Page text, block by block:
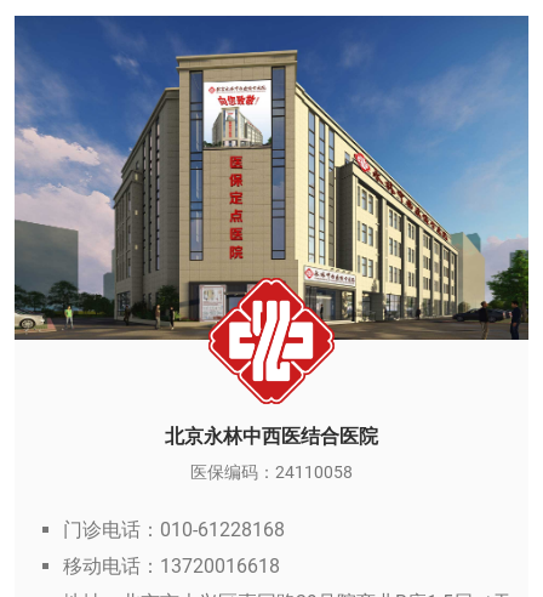
北京永林中西医结合医院
医保编码：24110058
门诊电话：010-61228168
移动电话：13720016618